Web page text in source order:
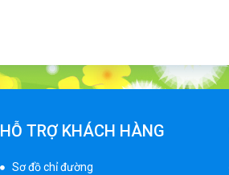
HỖ TRỢ KHÁCH HÀNG
Sơ đồ chỉ đường